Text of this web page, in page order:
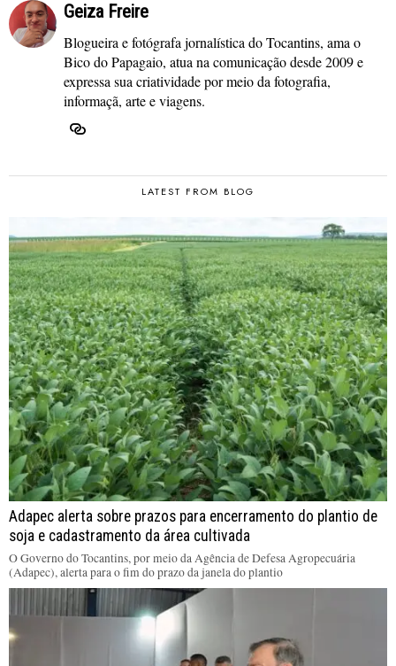
Geiza Freire
Blogueira e fotógrafa jornalística do Tocantins, ama o
Bico do Papagaio, atua na comunicação desde 2009 e
expressa sua criatividade por meio da fotografia,
informaçã, arte e viagens.
LATEST FROM BLOG
Adapec alerta sobre prazos para encerramento do plantio de
soja e cadastramento da área cultivada
O Governo do Tocantins, por meio da Agência de Defesa Agropecuária
(Adapec), alerta para o fim do prazo da janela do plantio